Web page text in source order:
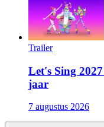
Trailer
Let's Sing
jaar
7 augustus 2026